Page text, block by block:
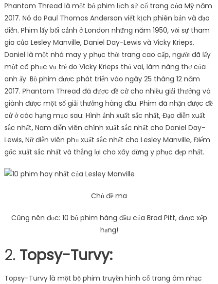
Phantom Thread là một bộ phim lịch sử cổ trang của Mỹ năm
2017. Nó do Paul Thomas Anderson viết kịch phiên bản và đạo
diễn. Phim lấy bối cảnh ở London những năm 1950, với sự tham
gia của Lesley Manville, Daniel Day-Lewis và Vicky Krieps.
Daniel là một nhà may y phục thời trang cao cấp, người đã lấy
một cô phục vụ trẻ do Vicky Krieps thủ vai, làm nàng thơ của
anh ấy. Bộ phim được phát triển vào ngày 25 tháng 12 năm
2017. Phantom Thread đã được đề cử cho nhiều giải thưởng và
giành được một số giải thưởng hàng đầu. Phim đã nhận được đề
cử ở các hạng mục sau: Hình ảnh xuất sắc nhất, Đạo diễn xuất
sắc nhất, Nam diễn viên chính xuất sắc nhất cho Daniel Day-
Lewis, Nữ diễn viên phụ xuất sắc nhất cho Lesley Manville, Điểm
gốc xuất sắc nhất và thắng lợi cho xây dừng y phục đẹp nhất.
Chủ đề ma
Cũng nên đọc: 10 bộ phim hàng đầu của Brad Pitt, được xếp
hạng!
2. Topsy-Turvy:
Topsy-Turvy là một bộ phim truyền hình cổ trang âm nhạc